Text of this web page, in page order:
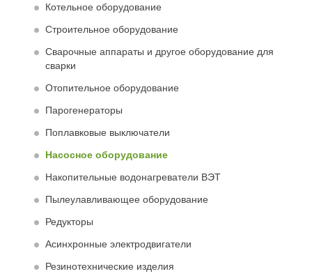
Котельное оборудование
Строительное оборудование
Сварочные аппараты и другое оборудование для
сварки
Отопительное оборудование
Парогенераторы
Поплавковые выключатели
Насосное оборудование
Накопительные водонагреватели ВЭТ
Пылеулавливающее оборудование
Редукторы
Асинхронные электродвигатели
Резинотехнические изделия